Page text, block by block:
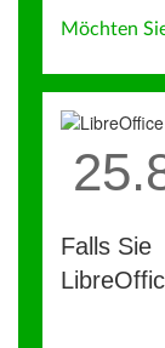
Möchten
Falls Sie